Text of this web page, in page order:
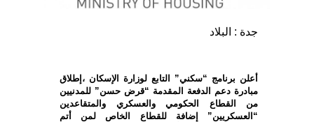
جدة : البلاد
أعلن برنامج “سكني” التابع لوزارة الإسكان ،إطلاق
مبادرة دعم الدفعة المقدمة “قرض حسن” للمدنيين
من القطاع الحكومي والعسكري والمتقاعدين
“العسكريين” إضافة للقطاع الخاص لمن أتم